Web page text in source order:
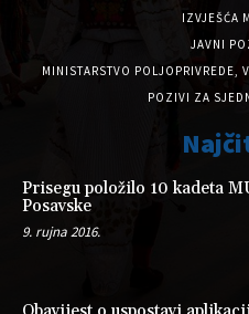
IZVJEŠĆA
JAVNI
MINISTARSTVO POLJOPRIVREDE,
POZIVI ZA
Prisegu položilo 10 kadeta
Posavske
9. rujna 2016.